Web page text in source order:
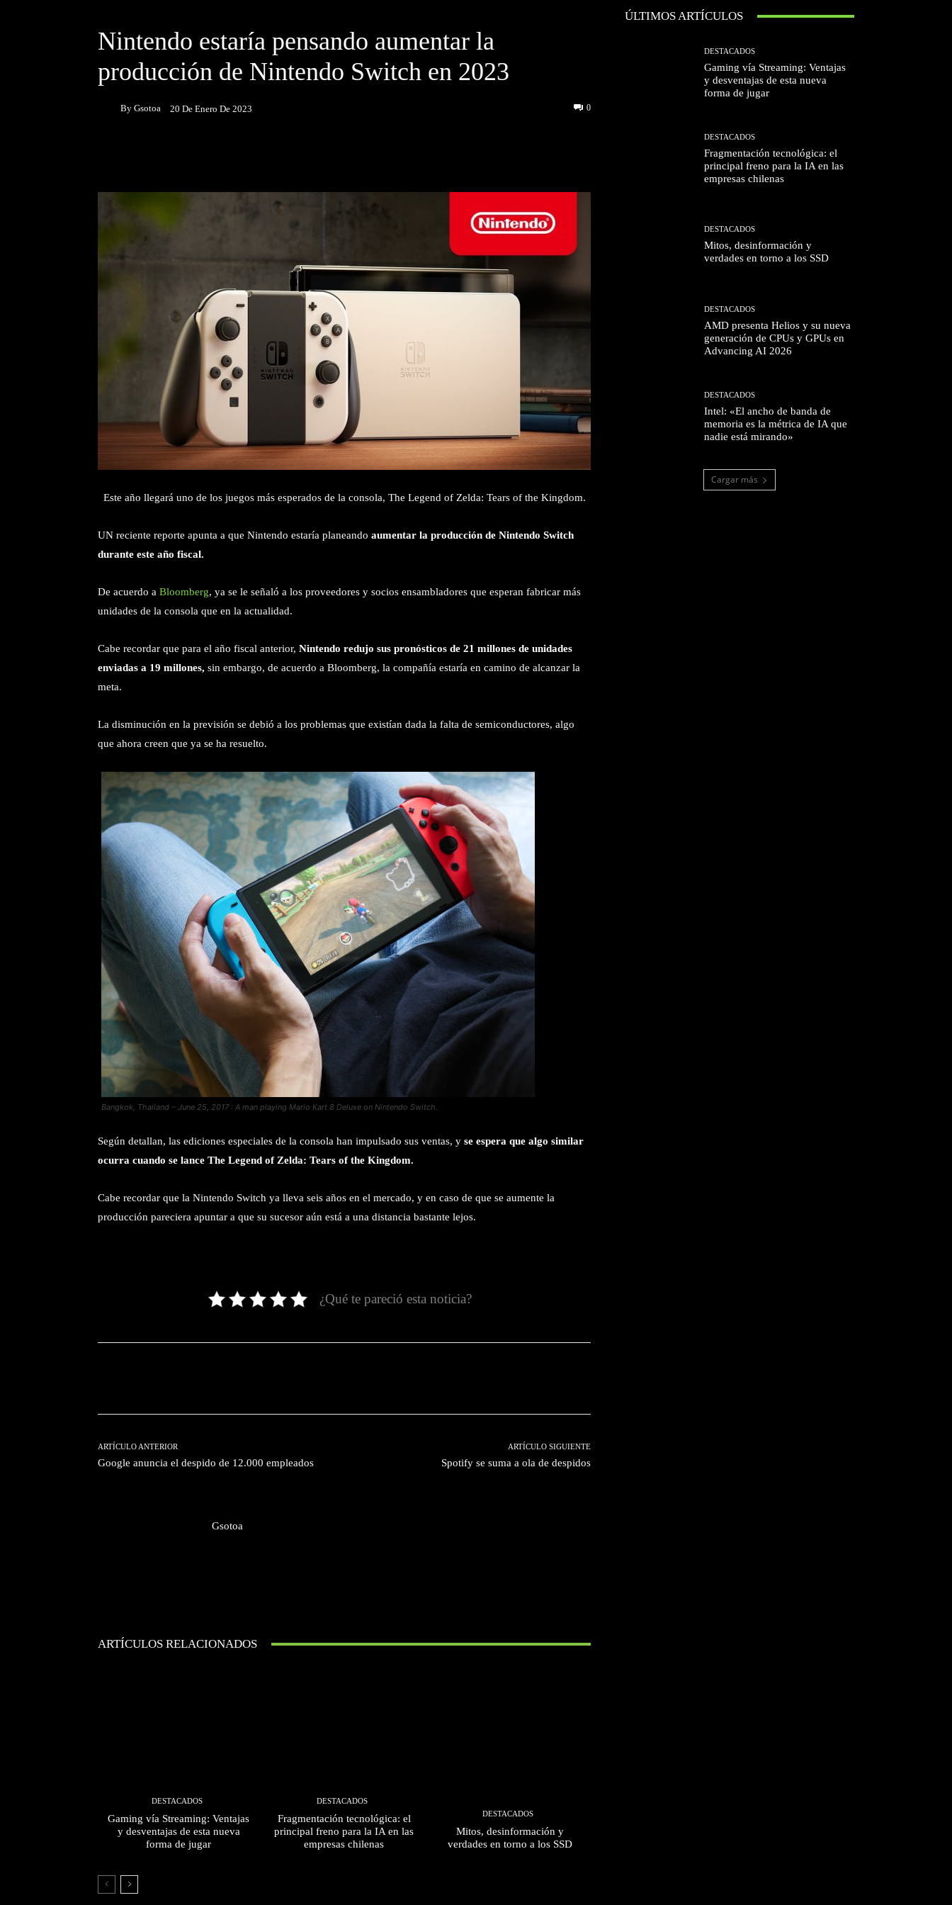
Nintendo estaría pensando aumentar la
producción de Nintendo Switch en 2023
By Gsotoa 20 De Enero De 2023 0
Este año llegará uno de los juegos más esperados de la consola, The Legend of Zelda: Tears of the Kingdom.
UN reciente reporte apunta a que Nintendo estaría planeando aumentar la producción de Nintendo Switch
durante este año fiscal.
De acuerdo a Bloomberg, ya se le señaló a los proveedores y socios ensambladores que esperan fabricar más
unidades de la consola que en la actualidad.
Cabe recordar que para el año fiscal anterior, Nintendo redujo sus pronósticos de 21 millones de unidades
enviadas a 19 millones, sin embargo, de acuerdo a Bloomberg, la compañía estaría en camino de alcanzar la
meta.
La disminución en la previsión se debió a los problemas que existían dada la falta de semiconductores, algo
que ahora creen que ya se ha resuelto.
Bangkok, Thailand – June 25, 2017 : A man playing Mario Kart 8 Deluxe on Nintendo Switch.
Según detallan, las ediciones especiales de la consola han impulsado sus ventas, y se espera que algo similar
ocurra cuando se lance The Legend of Zelda: Tears of the Kingdom.
Cabe recordar que la Nintendo Switch ya lleva seis años en el mercado, y en caso de que se aumente la
producción pareciera apuntar a que su sucesor aún está a una distancia bastante lejos.
¿Qué te pareció esta noticia?
ARTÍCULO ANTERIOR
Google anuncia el despido de 12.000 empleados
ARTÍCULO SIGUIENTE
Spotify se suma a ola de despidos
Gsotoa
ARTÍCULOS RELACIONADOS
DESTACADOS
Gaming vía Streaming: Ventajas
y desventajas de esta nueva
forma de jugar
DESTACADOS
Fragmentación tecnológica: el
principal freno para la IA en las
empresas chilenas
DESTACADOS
Mitos, desinformación y
verdades en torno a los SSD
ÚLTIMOS ARTÍCULOS
DESTACADOS
Gaming vía Streaming: Ventajas
y desventajas de esta nueva
forma de jugar
DESTACADOS
Fragmentación tecnológica: el
principal freno para la IA en las
empresas chilenas
DESTACADOS
Mitos, desinformación y
verdades en torno a los SSD
DESTACADOS
AMD presenta Helios y su nueva
generación de CPUs y GPUs en
Advancing AI 2026
DESTACADOS
Intel: «El ancho de banda de
memoria es la métrica de IA que
nadie está mirando»
Cargar más